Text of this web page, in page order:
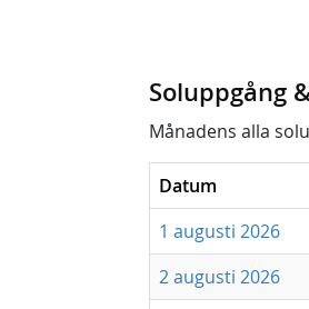
Soluppgång
Månadens alla
Datum
1 augusti 2026
2 augusti 2026